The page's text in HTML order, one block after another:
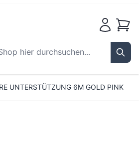
hier durchsuchen...
UNTERSTÜTZUNG 6M GOLD PINK